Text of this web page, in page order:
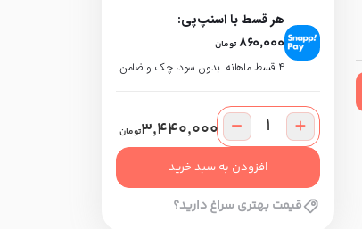
هر قسط با اسنپ‌پی:
860,000تومان
۴ قسط ماهانه. بدون سود، چک و ضامن.
3,440,000تومان
افزودن به سبد خرید
قیمت بهتری سراغ دارید؟